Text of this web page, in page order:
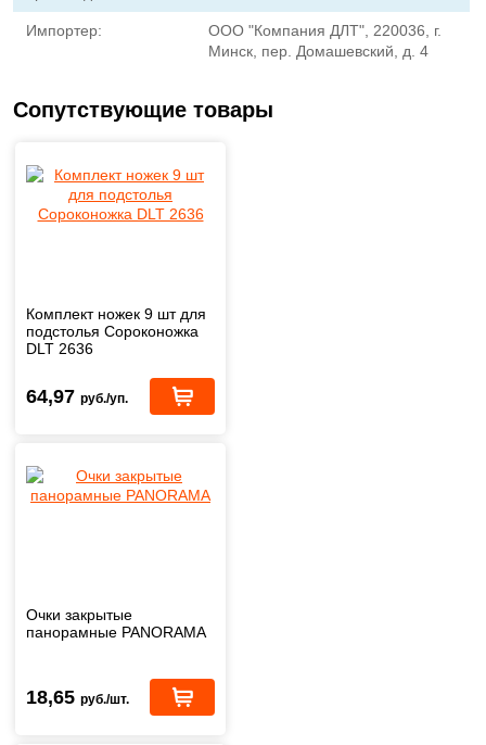
Импортер:
ООО "Компания ДЛТ", 220036, г.
Минск, пер. Домашевский, д. 4
Сопутствующие товары
Комплект ножек 9 шт для
подстолья Сороконожка
DLT 2636
64,97 руб./уп.
Очки закрытые
панорамные PANORAMA
18,65 руб./шт.